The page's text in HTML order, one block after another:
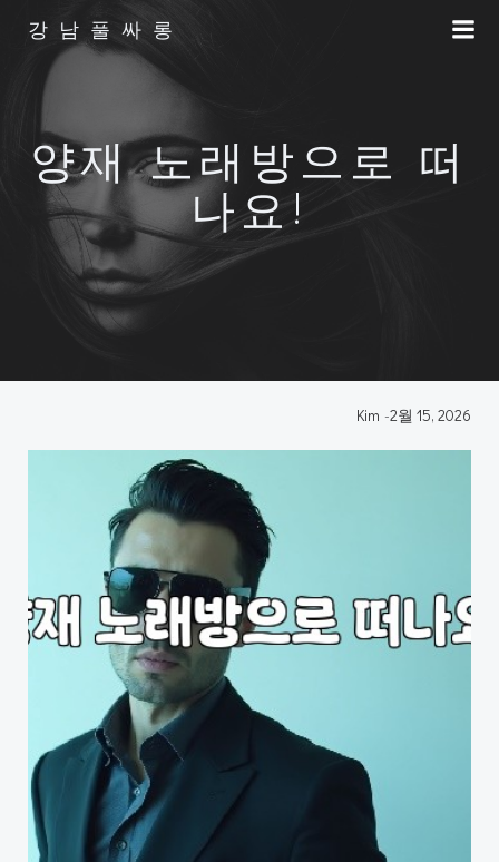
강남풀싸롱
양재 노래방으로 떠
나요!
Kim -2월 15, 2026